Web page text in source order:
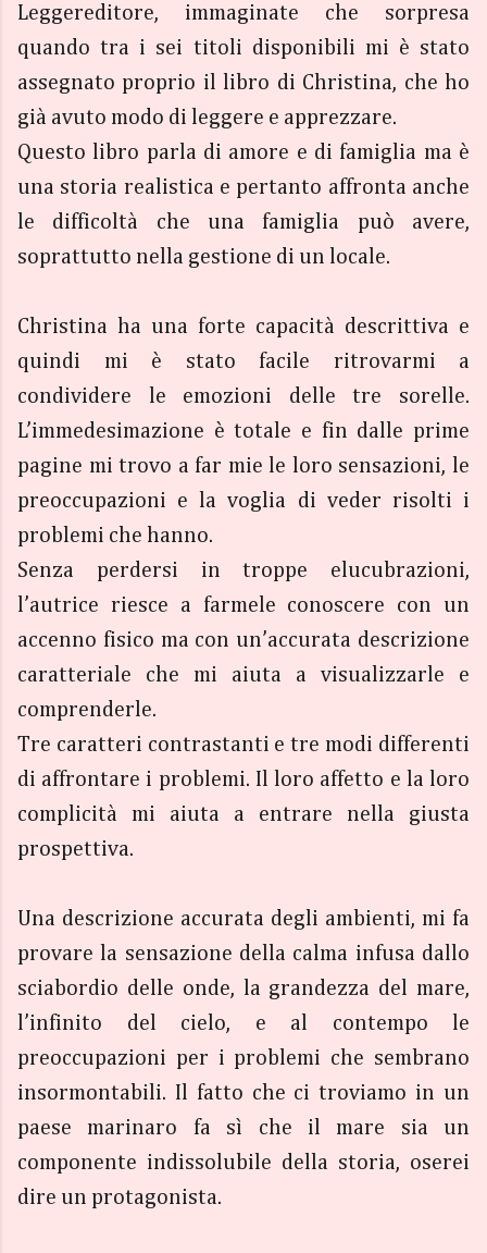
Leggereditore, immaginate che sorpresa
quando tra i sei titoli disponibili mi è stato
assegnato proprio il libro di Christina, che ho
già avuto modo di leggere e apprezzare.
Questo libro parla di amore e di famiglia ma è
una storia realistica e pertanto affronta anche
le difficoltà che una famiglia può avere,
soprattutto nella gestione di un locale.
Christina ha una forte capacità descrittiva e
quindi mi è stato facile ritrovarmi a
condividere le emozioni delle tre sorelle.
L’immedesimazione è totale e fin dalle prime
pagine mi trovo a far mie le loro sensazioni, le
preoccupazioni e la voglia di veder risolti i
problemi che hanno.
Senza perdersi in troppe elucubrazioni,
l’autrice riesce a farmele conoscere con un
accenno fisico ma con un’accurata descrizione
caratteriale che mi aiuta a visualizzarle e
comprenderle.
Tre caratteri contrastanti e tre modi differenti
di affrontare i problemi. Il loro affetto e la loro
complicità mi aiuta a entrare nella giusta
prospettiva.
Una descrizione accurata degli ambienti, mi fa
provare la sensazione della calma infusa dallo
sciabordio delle onde, la grandezza del mare,
l’infinito del cielo, e al contempo le
preoccupazioni per i problemi che sembrano
insormontabili. Il fatto che ci troviamo in un
paese marinaro fa sì che il mare sia un
componente indissolubile della storia, oserei
dire un protagonista.